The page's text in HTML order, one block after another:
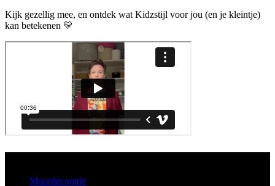
Kijk gezellig mee, en ontdek wat Kidzstijl voor jou (en je kleintje)
kan betekenen 💛
Muurdecoratie